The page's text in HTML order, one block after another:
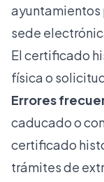
ayuntamientos
sede
El certificado
física o
Errores
caducado o
certificado
trámites de